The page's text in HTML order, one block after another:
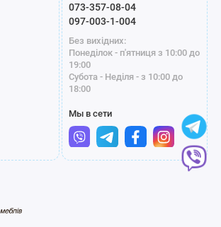
073-357-08-04
097-003-1-004
Без вихідних:
Понеділок - п'ятниця з 10:00 до
19:00
Субота - Неділя - з 10:00 до
18:00
Мы в сети